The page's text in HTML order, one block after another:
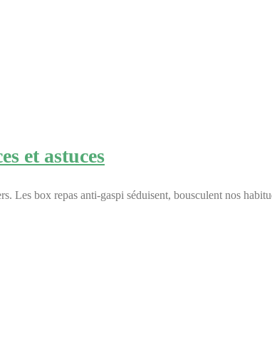
et astuces
Les box repas anti-gaspi séduisent, bousculent nos